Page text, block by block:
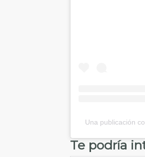
Una publicación
Te podría